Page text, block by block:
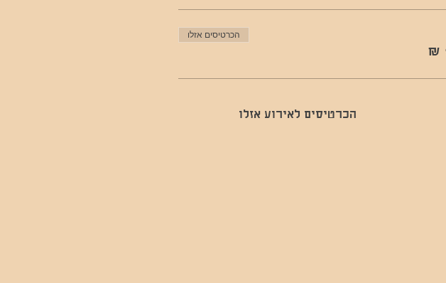
הכרטיסים אזלו
הכרטיסים לאירוע אזלו